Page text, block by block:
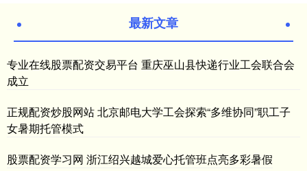
最新文章
专业在线股票配资交易平台 重庆巫山县快递行业工会联合会
成立
正规配资炒股网站 北京邮电大学工会探索“多维协同”职工子
女暑期托管模式
股票配资学习网 浙江绍兴越城爱心托管班点亮多彩暑假